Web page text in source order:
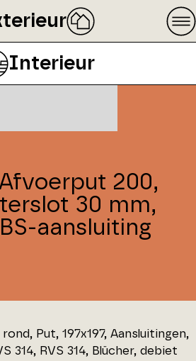
Interieur
200,
30 mm,
aansluiting
Put, 197x197, Aansluitingen,
314, RVS 314, Blücher, debiet